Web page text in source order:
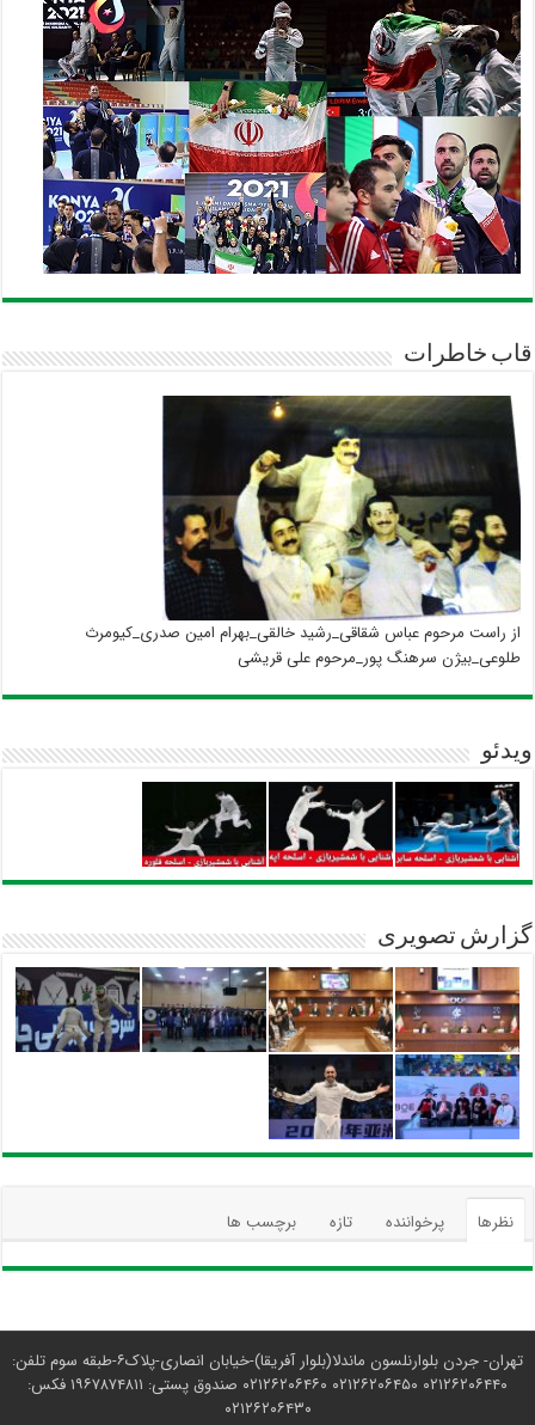
قاب خاطرات
از راست مرحوم عباس شقاقی_رشید خالقی_بهرام امین صدری_کیومرث
طلوعی_بیژن سرهنگ پور_مرحوم علی قریشی
ویدئو
گزارش تصویری
نظرها پرخواننده تازه برچسب ها
تهران- جردن بلوارنلسون ماندلا(بلوار آفریقا)-خیابان انصاری-پلاک۶-طبقه سوم تلفن:
۰۲۱۲۶۲۰۶۴۴۰ ۰۲۱۲۶۲۰۶۴۵۰ ۰۲۱۲۶۲۰۶۴۶۰ صندوق پستی: ۱۹۶۷۸۷۴۸۱۱ فکس:
۰۲۱۲۶۲۰۶۴۳۰